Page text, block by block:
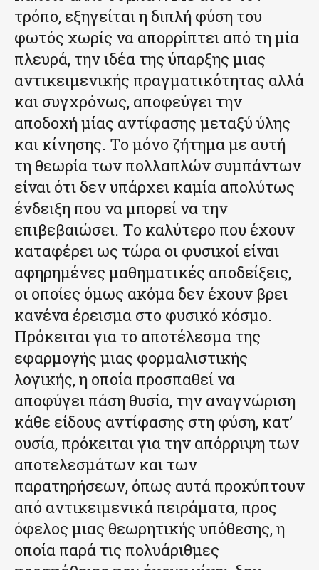
τρόπο, εξηγείται η διπλή φύση του
φωτός χωρίς να απορρίπτει από τη μία
πλευρά, την ιδέα της ύπαρξης μιας
αντικειμενικής πραγματικότητας αλλά
και συγχρόνως, αποφεύγει την
αποδοχή μίας αντίφασης μεταξύ ύλης
και κίνησης. Το μόνο ζήτημα με αυτή
τη θεωρία των πολλαπλών συμπάντων
είναι ότι δεν υπάρχει καμία απολύτως
ένδειξη που να μπορεί να την
επιβεβαιώσει. Το καλύτερο που έχουν
καταφέρει ως τώρα οι φυσικοί είναι
αφηρημένες μαθηματικές αποδείξεις,
οι οποίες όμως ακόμα δεν έχουν βρει
κανένα έρεισμα στο φυσικό κόσμο.
Πρόκειται για το αποτέλεσμα της
εφαρμογής μιας φορμαλιστικής
λογικής, η οποία προσπαθεί να
αποφύγει πάση θυσία, την αναγνώριση
κάθε είδους αντίφασης στη φύση, κατ’
ουσία, πρόκειται για την απόρριψη των
αποτελεσμάτων και των
παρατηρήσεων, όπως αυτά προκύπτουν
από αντικειμενικά πειράματα, προς
όφελος μιας θεωρητικής υπόθεσης, η
οποία παρά τις πολυάριθμες